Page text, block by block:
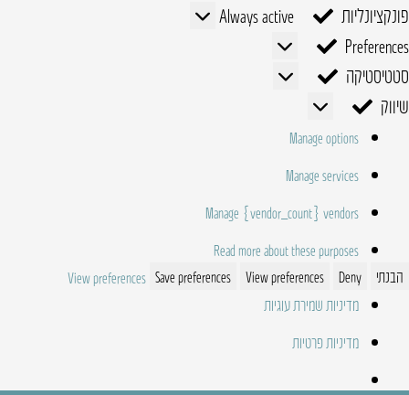
פונקציונליות פונקציונליות
Always active
Preferences
Preferences
סטטיסטיקה
סטטיסטיקה
שיווק
שיווק
Manage options
Manage services
Manage {vendor_count} vendors
Read more about these purposes
הבנתי
Deny
View preferences
Save preferences
View preferences
מדיניות שמירת עוגיות
מדיניות פרטיות